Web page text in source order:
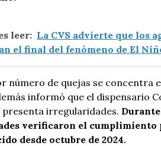
leer: La CVS advierte que los
el final del fenómeno de El
número de quejas se concentra
informó que el dispensario
presenta irregularidades.
verificaron el cumplimiento
desde octubre de 2024.